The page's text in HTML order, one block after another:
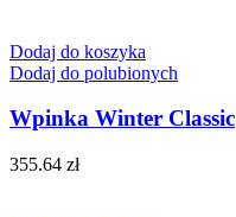
Dodaj do koszyka
Dodaj do polubionych
Wpinka Winter Classic
355.64 zł